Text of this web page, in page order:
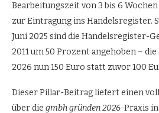
Bearbeitungszeit von 3 bis 6
zur Eintragung ins Handelsregister.
Juni 2025 sind die Handelsregister-
2011 um 50 Prozent angehoben –
2026 nun 150 Euro statt zuvor 100
Dieser Pillar-Beitrag liefert einen
über die gmbh gründen 2026-Praxis